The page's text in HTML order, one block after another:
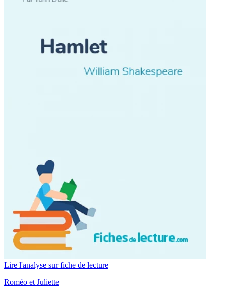
Lire l'analyse sur fiche de lecture
Roméo et Juliette